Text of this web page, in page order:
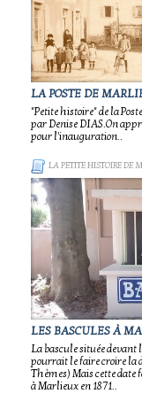
LA POSTE DE
"Petite histoire" de la
par Denise DIAS.On
pour l'inauguration..
LA PETITE HISTOIRE DE
LES BASCULES À
La bascule située devant
pourrait le faire croire la
Thèmes) Mais cette
à Marlieux en 1871..